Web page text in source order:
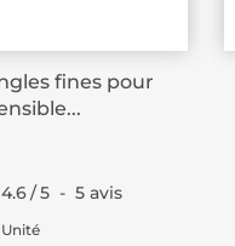
fines pour
4.6/5 - 5 avis